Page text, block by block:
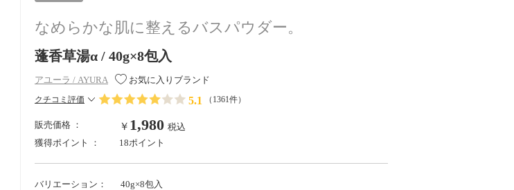
なめらかな肌に整えるバスパウダー。
蓬香草湯α / 40g×8包入
アユーラ / AYURA お気に入りブランド
クチコミ評価 5.1 （ 1361件）
販売価格 ： ￥ 1,980 税込
獲得ポイント ：
18ポイント
バリエーション： 40g×8包入